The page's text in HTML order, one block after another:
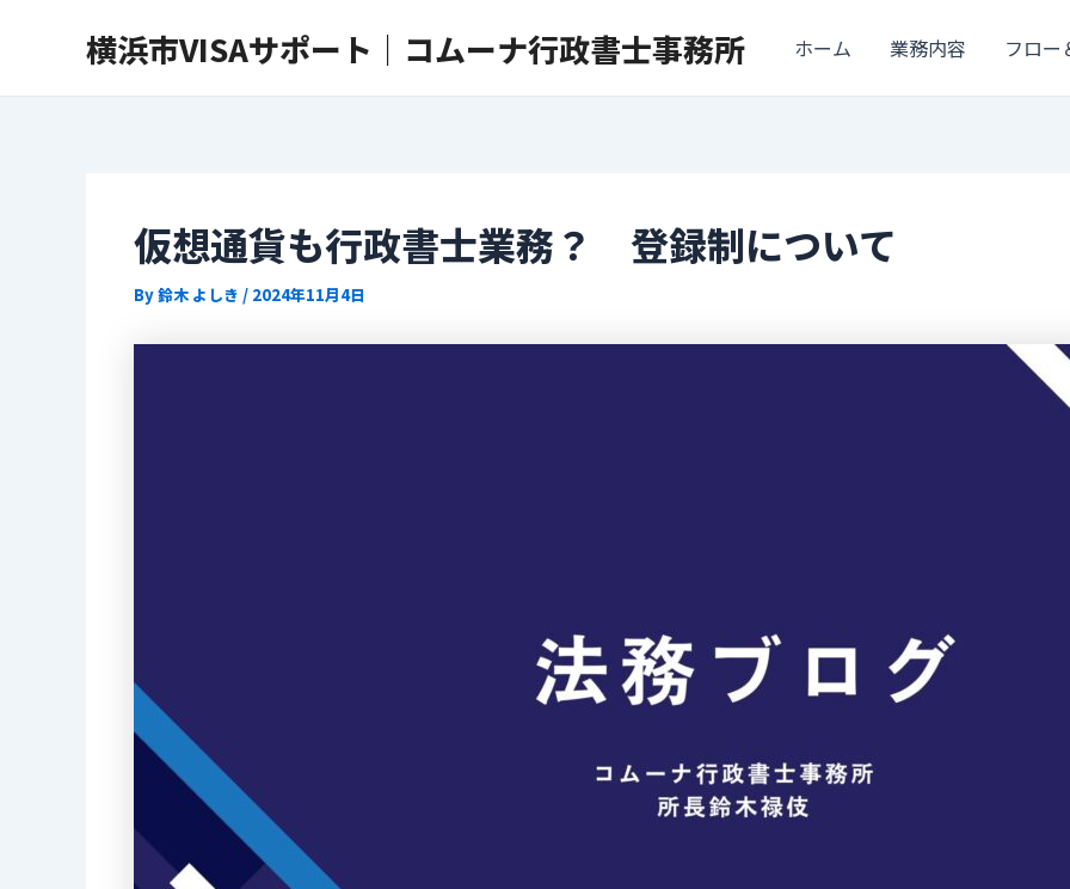
横浜市VISAサポート｜コムーナ行政書士事務所 ホーム 業務内容 フロー
仮想通貨も行政書士業務？ 登録制について
By鈴木 よしき / 2024年11月4日
navigation